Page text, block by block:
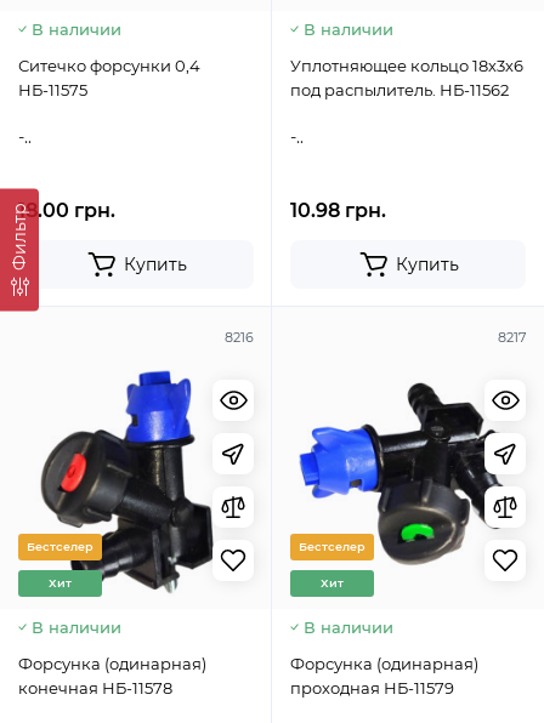
Фильтр
В наличии
Ситечко форсунки 0,4
НБ-11575
-..
18.00 грн.
Купить
В наличии
Уплотняющее кольцо 18х3х6
под распылитель. НБ-11562
-..
10.98 грн.
Купить
8216
Бестселер
Хит
В наличии
Форсунка (одинарная)
конечная НБ-11578
8217
Бестселер
Хит
В наличии
Форсунка (одинарная)
проходная НБ-11579